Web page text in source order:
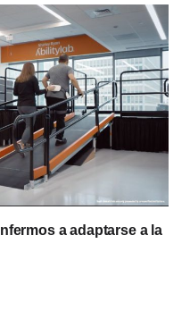
a adaptarse a la